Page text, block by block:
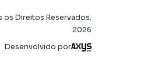
os Direitos Reservados.
2026
Desenvolvido por
Axysweb